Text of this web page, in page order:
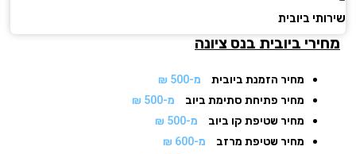
ביובית
ביוביתבנס ציונה
מחיר הזמנת ביובית
מ-500 ₪
מחיר פתיחת סתימת ביוב
מ-500 ₪
מחיר שטיפת קו ביוב
מ-500 ₪
מחיר שטיפת מרזב
מ-600 ₪